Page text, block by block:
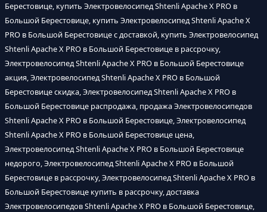
Берестовице, купить Электровелосипед Shtenli Apache X PRO в
Большой Берестовице, купить Электровелосипед Shtenli Apache X
PRO в Большой Берестовице с доставкой, купить Электровелосипед
Shtenli Apache X PRO в Большой Берестовице в рассрочку,
Электровелосипед Shtenli Apache X PRO в Большой Берестовице
акция, Электровелосипед Shtenli Apache X PRO в Большой
Берестовице скидка, Электровелосипед Shtenli Apache X PRO в
Большой Берестовице распродажа, продажа Электровелосипедов
Shtenli Apache X PRO в Большой Берестовице, Электровелосипед
Shtenli Apache X PRO в Большой Берестовице цена,
Электровелосипед Shtenli Apache X PRO в Большой Берестовице
недорого, Электровелосипед Shtenli Apache X PRO в Большой
Берестовице в рассрочку, Электровелосипед Shtenli Apache X PRO в
Большой Берестовице купить в рассрочку, доставка
Электровелосипедов Shtenli Apache X PRO в Большой Берестовице,